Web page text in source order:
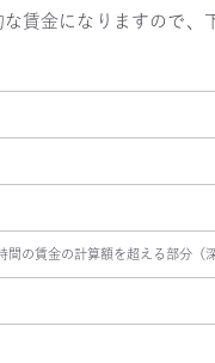
賃金になりますので、
の賃金の計算額を超える部分（